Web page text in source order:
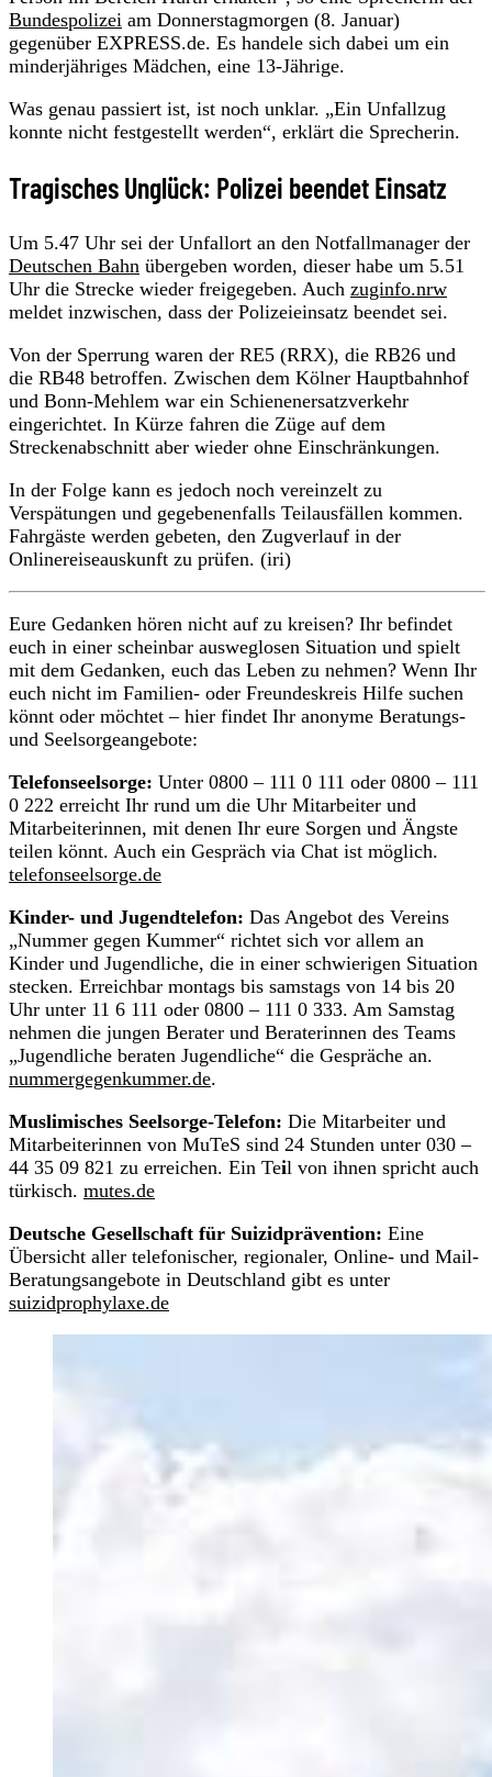
Bundespolizei am Donnerstagmorgen (8. Januar)
gegenüber EXPRESS.de. Es handele sich dabei um ein
minderjähriges Mädchen, eine 13-Jährige.
Was genau passiert ist, ist noch unklar. „Ein Unfallzug
konnte nicht festgestellt werden“, erklärt die Sprecherin.
Tragisches Unglück: Polizei beendet Einsatz
Um 5.47 Uhr sei der Unfallort an den Notfallmanager der
Deutschen Bahn übergeben worden, dieser habe um 5.51
Uhr die Strecke wieder freigegeben. Auch zuginfo.nrw
meldet inzwischen, dass der Polizeieinsatz beendet sei.
Von der Sperrung waren der RE5 (RRX), die RB26 und
die RB48 betroffen. Zwischen dem Kölner Hauptbahnhof
und Bonn-Mehlem war ein Schienenersatzverkehr
eingerichtet. In Kürze fahren die Züge auf dem
Streckenabschnitt aber wieder ohne Einschränkungen.
In der Folge kann es jedoch noch vereinzelt zu
Verspätungen und gegebenenfalls Teilausfällen kommen.
Fahrgäste werden gebeten, den Zugverlauf in der
Onlinereiseauskunft zu prüfen. (iri)
Eure Gedanken hören nicht auf zu kreisen? Ihr befindet
euch in einer scheinbar ausweglosen Situation und spielt
mit dem Gedanken, euch das Leben zu nehmen? Wenn Ihr
euch nicht im Familien- oder Freundeskreis Hilfe suchen
könnt oder möchtet – hier findet Ihr anonyme Beratungs-
und Seelsorgeangebote:
Telefonseelsorge: Unter 0800 – 111 0 111 oder 0800 – 111
0 222 erreicht Ihr rund um die Uhr Mitarbeiter und
Mitarbeiterinnen, mit denen Ihr eure Sorgen und Ängste
teilen könnt. Auch ein Gespräch via Chat ist möglich.
telefonseelsorge.de
Kinder- und Jugendtelefon: Das Angebot des Vereins
„Nummer gegen Kummer“ richtet sich vor allem an
Kinder und Jugendliche, die in einer schwierigen Situation
stecken. Erreichbar montags bis samstags von 14 bis 20
Uhr unter 11 6 111 oder 0800 – 111 0 333. Am Samstag
nehmen die jungen Berater und Beraterinnen des Teams
„Jugendliche beraten Jugendliche“ die Gespräche an.
nummergegenkummer.de.
Muslimisches Seelsorge-Telefon: Die Mitarbeiter und
Mitarbeiterinnen von MuTeS sind 24 Stunden unter 030 –
44 35 09 821 zu erreichen. Ein Teil von ihnen spricht auch
türkisch. mutes.de
Deutsche Gesellschaft für Suizidprävention: Eine
Übersicht aller telefonischer, regionaler, Online- und Mail-
Beratungsangebote in Deutschland gibt es unter
suizidprophylaxe.de